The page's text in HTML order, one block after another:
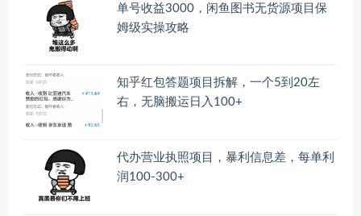
单号收益3000，闲鱼图书无货源项目保
姆级实操攻略
知乎红包答题项目拆解，一个5到20左
右，无脑搬运日入100+
代办营业执照项目，暴利信息差，每单利
润100-300+